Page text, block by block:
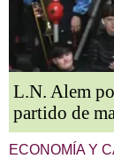
L.N. Alem
partido de
ECONOMÍA Y